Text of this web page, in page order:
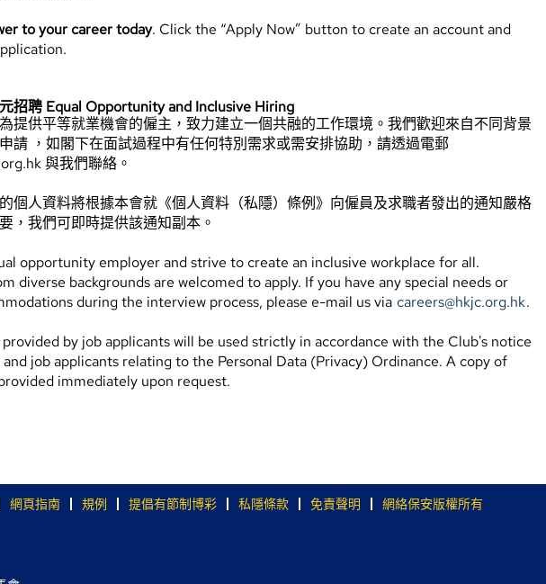
to your career today. Click the “Apply Now” button to create an account and
招聘 Equal Opportunity and Inclusive Hiring
提供平等就業機會的僱主，致力建立一個共融的工作環境。我們歡迎來自不同背景
請 ，如閣下在面試過程中有任何特別需求或需安排協助，請透過電郵
與我們聯絡。
個人資料將根據本會就《個人資料（私隱）條例》向僱員及求職者發出的通知嚴格
，我們可即時提供該通知副本。
opportunity employer and strive to create an inclusive workplace for all.
diverse backgrounds are welcomed to apply. If you have any special needs or
during the interview process, please e-mail us via careers@hkjc.org.hk.
provided by job applicants will be used strictly in accordance with the Club's notice
job applicants relating to the Personal Data (Privacy) Ordinance. A copy of
immediately upon request.
網頁指南 規例 提倡有節制博彩 私隱條款 免責聲明 網絡保安版權所有